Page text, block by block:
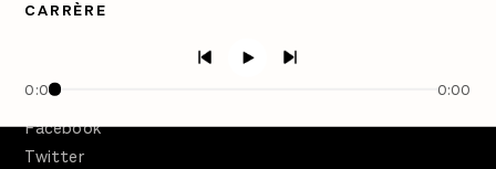
CARRÈRE
0:00 0:00
Facebook
Twitter